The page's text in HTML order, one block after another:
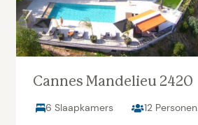
Cannes Mandelieu 2420
6 Slaapkamers 12 Personen